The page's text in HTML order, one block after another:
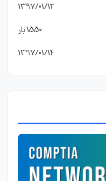
1397/01/12
1550 بار
1397/01/14